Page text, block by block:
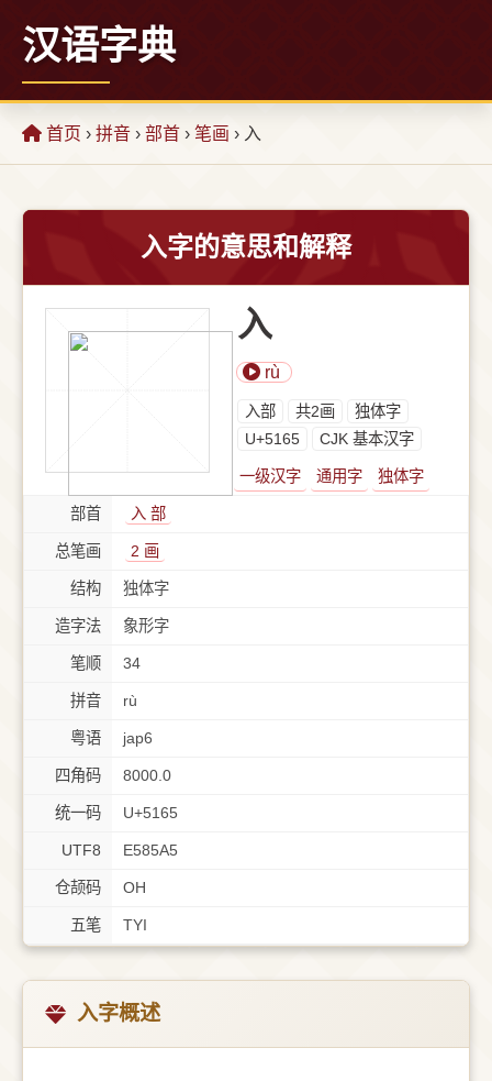
汉语字典
首页 › 拼音 › 部首 › 笔画 › 入
入字的意思和解释
入
rù
⼊部 共2画
独体字
U+5165
CJK 基本汉字
一级汉字 通用字 独体字
部首 ⼊ 部
总笔画 2 画
结构 独体字
造字法 象形字
笔顺 34
拼音 rù
粤语 jap6
四角码 8000.0
统一码 U+5165
UTF8 E585A5
仓颉码 OH
五笔 TYI
入字概述